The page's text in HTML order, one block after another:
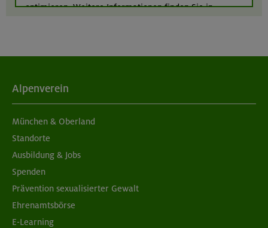
Südlicher Frankenjura
optimieren. Weitere Informationen finden Sie in
Alpenverein
München & Oberland
Standorte
Ausbildung & Jobs
Spenden
Prävention sexualisierter Gewalt
Ehrenamtsbörse
E-Learning